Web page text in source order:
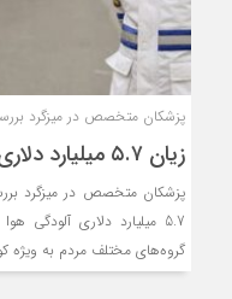
پزشکان متخصص در میزگرد
زیان ۵.۷ میلیارد دلاری آلودگی هوا بر سلامت جامعه
پزشکان متخصص در میزگرد
5.7 میلیارد دلاری
گروه‌های مختلف مردم به ویژه